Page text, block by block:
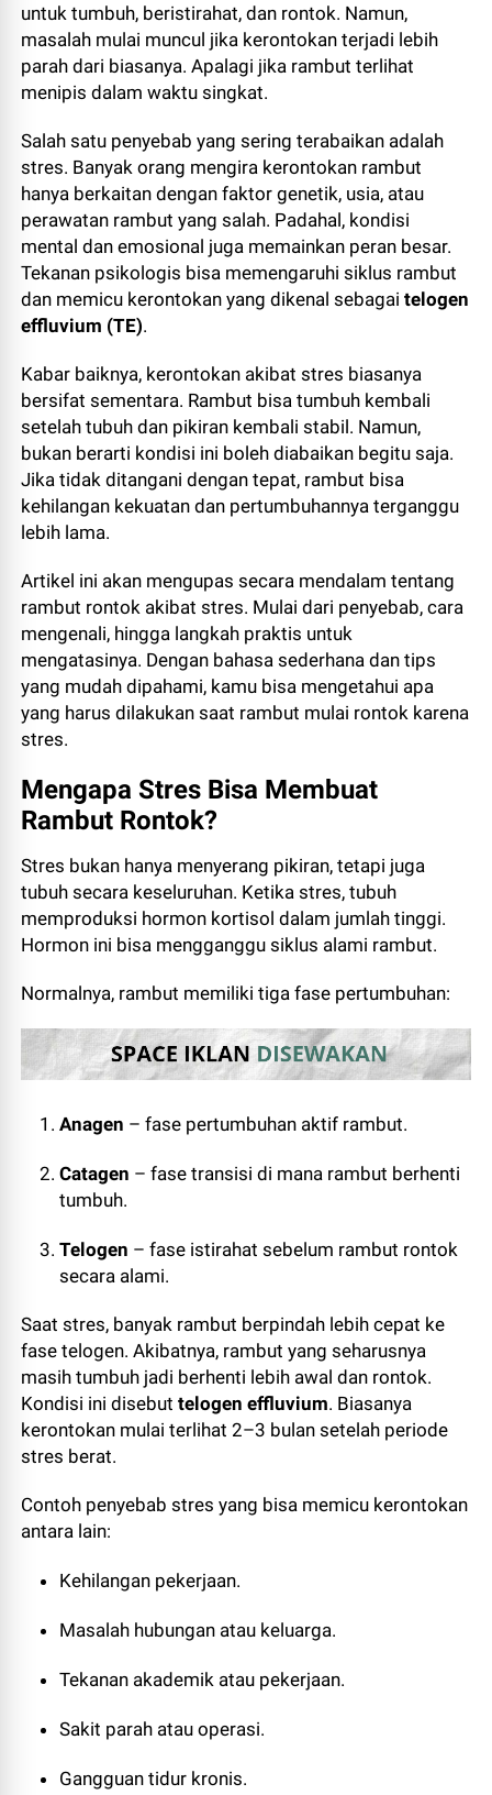
untuk tumbuh, beristirahat, dan rontok. Namun,
masalah mulai muncul jika kerontokan terjadi lebih
parah dari biasanya. Apalagi jika rambut terlihat
menipis dalam waktu singkat.
Salah satu penyebab yang sering terabaikan adalah
stres. Banyak orang mengira kerontokan rambut
hanya berkaitan dengan faktor genetik, usia, atau
perawatan rambut yang salah. Padahal, kondisi
mental dan emosional juga memainkan peran besar.
Tekanan psikologis bisa memengaruhi siklus rambut
dan memicu kerontokan yang dikenal sebagaitelogen
effluvium (TE).
Kabar baiknya, kerontokan akibat stres biasanya
bersifat sementara. Rambut bisa tumbuh kembali
setelah tubuh dan pikiran kembali stabil. Namun,
bukan berarti kondisi ini boleh diabaikan begitu saja.
Jika tidak ditangani dengan tepat, rambut bisa
kehilangan kekuatan dan pertumbuhannya terganggu
lebih lama.
Artikel ini akan mengupas secara mendalam tentang
rambut rontok akibat stres. Mulai dari penyebab, cara
mengenali, hingga langkah praktis untuk
mengatasinya. Dengan bahasa sederhana dan tips
yang mudah dipahami, kamu bisa mengetahui apa
yang harus dilakukan saat rambut mulai rontok karena
stres.
Mengapa Stres Bisa Membuat
Rambut Rontok?
Stres bukan hanya menyerang pikiran, tetapi juga
tubuh secara keseluruhan. Ketika stres, tubuh
memproduksi hormon kortisol dalam jumlah tinggi.
Hormon ini bisa mengganggu siklus alami rambut.
Normalnya, rambut memiliki tiga fase pertumbuhan:
Anagen – fase pertumbuhan aktif rambut.
Catagen – fase transisi di mana rambut berhenti
tumbuh.
Telogen – fase istirahat sebelum rambut rontok
secara alami.
Saat stres, banyak rambut berpindah lebih cepat ke
fase telogen. Akibatnya, rambut yang seharusnya
masih tumbuh jadi berhenti lebih awal dan rontok.
Kondisi ini disebuttelogen effluvium. Biasanya
kerontokan mulai terlihat 2–3 bulan setelah periode
stres berat.
Contoh penyebab stres yang bisa memicu kerontokan
antara lain:
Kehilangan pekerjaan.
Masalah hubungan atau keluarga.
Tekanan akademik atau pekerjaan.
Sakit parah atau operasi.
Gangguan tidur kronis.